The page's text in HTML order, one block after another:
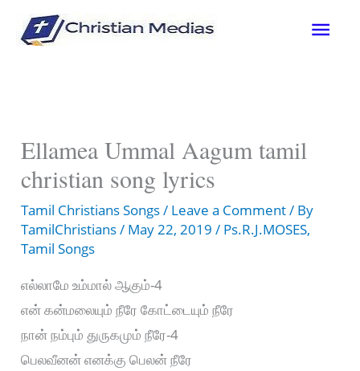
Ellamea Ummal Aagum tamil
christian song lyrics
Tamil Christians Songs/ Leave a Comment/ By
TamilChristians/ May 22, 2019/ Ps.R.J.MOSES,
Tamil Songs
எல்லாமே உம்மால் ஆகும்-4
என் கன்மலையும் நீரே கோட்டையும் நீரே
நான் நம்பும் துருகமும் நீரே-4
பெலவீனன் எனக்கு பெலன் நீரே